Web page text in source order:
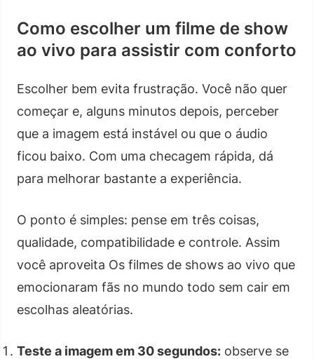
Como escolher um filme de show
ao vivo para assistir com conforto
Escolher bem evita frustração. Você não quer
começar e, alguns minutos depois, perceber
que a imagem está instável ou que o áudio
ficou baixo. Com uma checagem rápida, dá
para melhorar bastante a experiência.
O ponto é simples: pense em três coisas,
qualidade, compatibilidade e controle. Assim
você aproveita Os filmes de shows ao vivo que
emocionaram fãs no mundo todo sem cair em
escolhas aleatórias.
Teste a imagem em 30 segundos: observe se